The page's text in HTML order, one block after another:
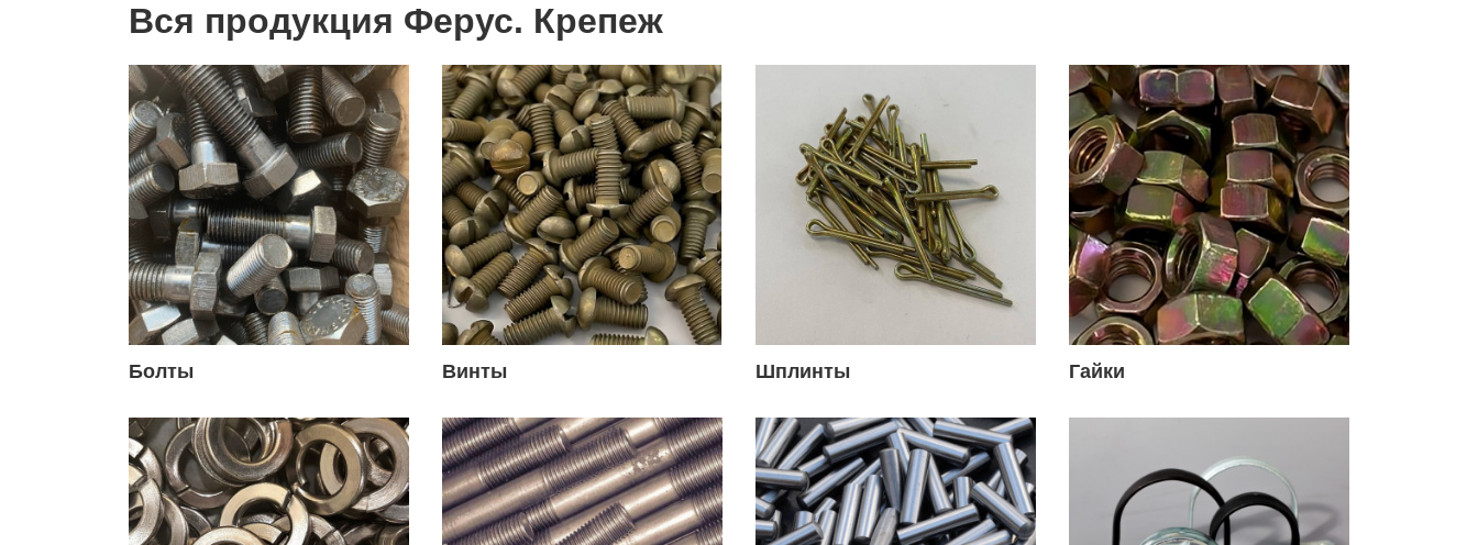
Вся продукция Ферус. Крепеж
Болты Винты Шплинты Гайки